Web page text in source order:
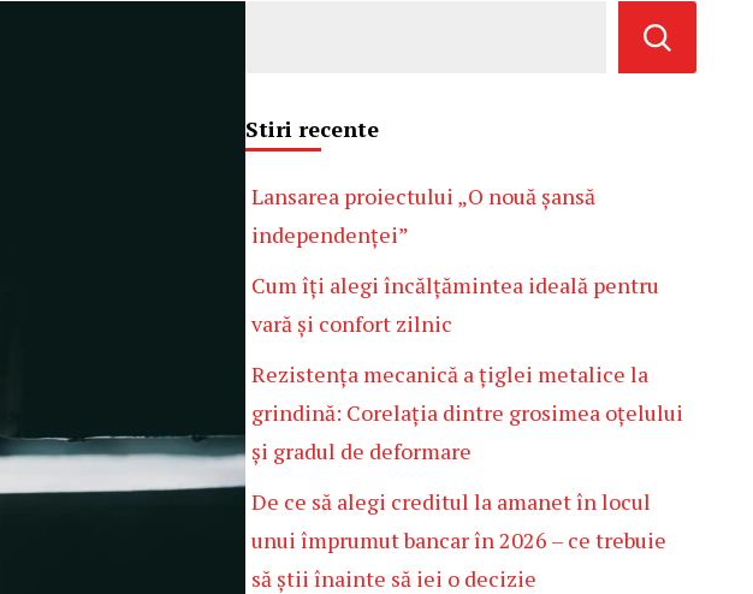
Stiri recente
Lansarea proiectului „O nouă șansă
independenței”
Cum îți alegi încălțămintea ideală pentru
vară și confort zilnic
Rezistența mecanică a țiglei metalice la
grindină: Corelația dintre grosimea oțelului
și gradul de deformare
De ce să alegi creditul la amanet în locul
unui împrumut bancar în 2026 – ce trebuie
să știi înainte să iei o decizie